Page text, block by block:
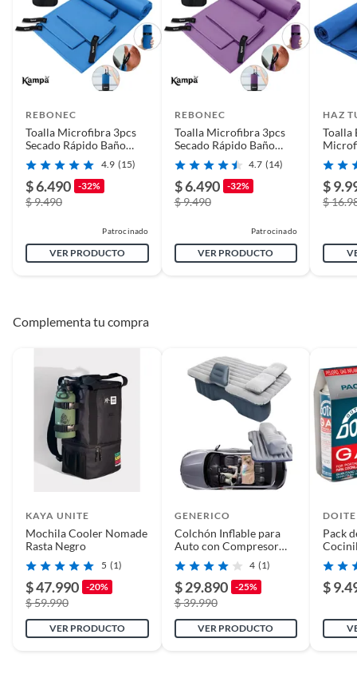
REBONEC
Toalla Microfibra 3pcs
Secado Rápido Baño
Viaje Deporte Azul
4.9 (15)
$ 6.490 -32%
$ 9.490
Patrocinado
VER PRODUCTO
REBONEC
Toalla Microfibra 3pcs
Secado Rápido Baño
Viaje Deporte Lila4.7 (14)
$ 6.490 -32%
$ 9.490
Patrocinado
VER PRODUCTO
HAZ
Toalla
$
$
Complementa tu compra
KAYA UNITE
Mochila Cooler Nomade
Rasta Negro
5 (1)
$ 47.990 -20%
$ 59.990
VER PRODUCTO
GENERICO
Colchón Inflable para
Auto con Compresor
12V y 2 Almohadas
4 (1)
$ 29.890 -25%
$ 39.990
VER PRODUCTO
DOITE
Pack
$